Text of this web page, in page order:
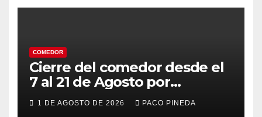
COMEDOR
Cierre del comedor desde el
7 al 21 de Agosto por
vacaciones
1 DE AGOSTO DE 2026 PACO PINEDA